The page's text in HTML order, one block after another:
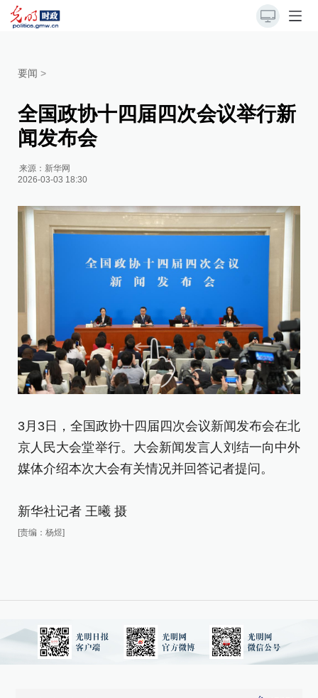
要闻 >
全国政协十四届四次会议举行新
闻发布会
来源： 新华网
2026-03-03 18:30
3月3日，全国政协十四届四次会议新闻发布会在北
京人民大会堂举行。大会新闻发言人刘结一向中外
媒体介绍本次大会有关情况并回答记者提问。
新华社记者 王曦 摄
[责编：杨煜]